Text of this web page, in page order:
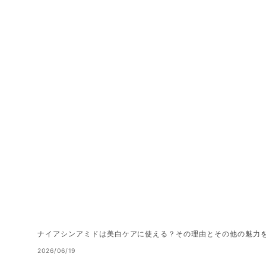
ナイアシンアミドは美白ケアに使える？その理由とその他の魅力
2026/06/19